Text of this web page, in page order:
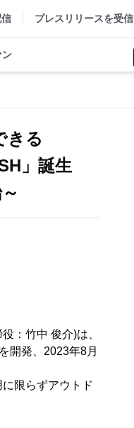
プレスリリースを受信
ン
きる
」誕生
：竹中 俊介)は、
開発、2023年8月
限らずアウトド